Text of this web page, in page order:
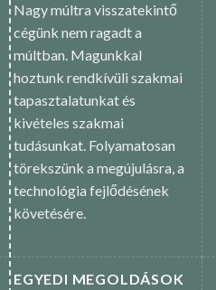
Nagy múltra visszatekintő
cégünk nem ragadt a
múltban. Magunkkal
hoztunk rendkívüli szakmai
tapasztalatunkat és
kivételes szakmai
tudásunkat. Folyamatosan
törekszünk a megújulásra, a
technológia fejlődésének
követésére.
EGYEDI MEGOLDÁSOK